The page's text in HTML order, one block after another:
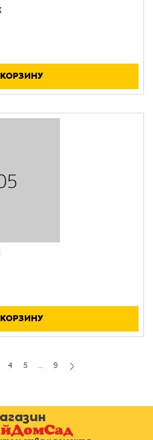
КОРЗИНУ
КОРЗИНУ
4 5 ... 9